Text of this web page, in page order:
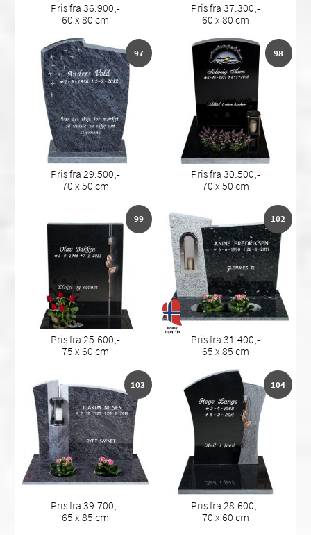
Pris fra 36.900,-
60 x 80 cm
Pris fra 37.300,-
60 x 80 cm
97
Pris fra 29.500,-
70 x 50 cm
98
Pris fra 30.500,-
70 x 50 cm
99
Pris fra 25.600,-
75 x 60 cm
102
Pris fra 31.400,-
65 x 85 cm
103
Pris fra 39.700,-
65 x 85 cm
104
Pris fra 28.600,-
70 x 60 cm